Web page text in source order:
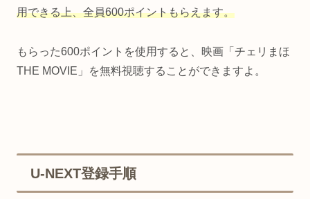
用できる上、全員600ポイントもらえます。
もらった600ポイントを使用すると、映画「チェリまほ
THE MOVIE」を無料視聴することができますよ。
U-NEXT登録手順